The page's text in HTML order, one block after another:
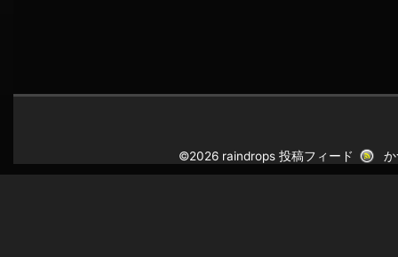
©2026 raindrops投稿フィード